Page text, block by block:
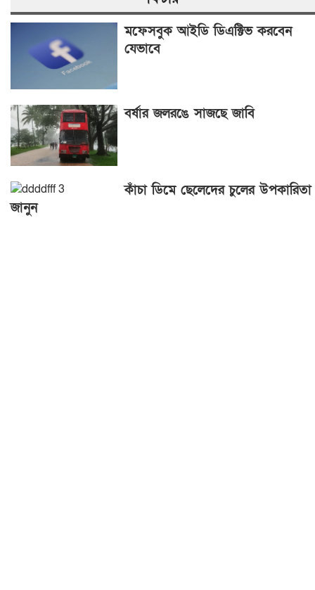
মফেসবুক আইডি ডিএক্টিভ করবেন
যেভাবে
বর্ষার জলরঙে সাজছে জাবি
কাঁচা ডিমে ছেলেদের চুলের উপকারিতা
জানুন